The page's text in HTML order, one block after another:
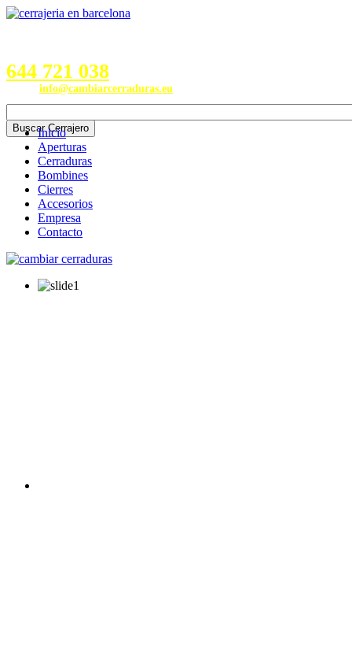
644 721 038
info@cambiarcerraduras.eu
Inicio
Aperturas
Cerraduras
Bombines
Cierres
Accesorios
Empresa
Contacto